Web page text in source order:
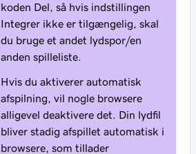
koden Del, så hvis indstillingen
Integrer ikke er tilgængelig, skal
du bruge et andet lydspor/en
anden spilleliste.
Hvis du aktiverer automatisk
afspilning, vil nogle browsere
alligevel deaktivere det. Din lydfil
bliver stadig afspillet automatisk i
browsere, som tillader